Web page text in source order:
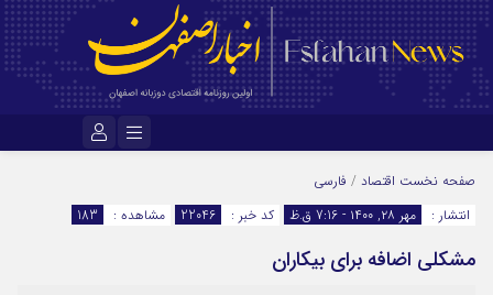
رمز عبور
صفحه نخست اقتصاد / فارسی
انتشار :
مهر ۲۸, ۱۴۰۰ - 7:16 ق.ظ کد خبر : 22046 مشاهده : 183
مشکلی اضافه برای بیکاران